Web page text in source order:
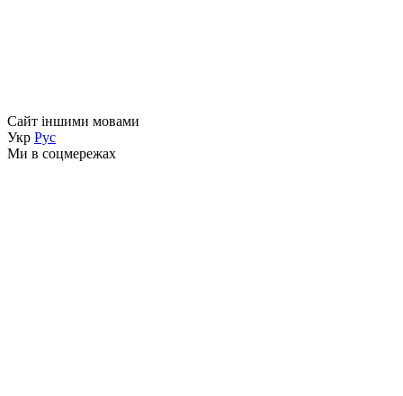
Сайт іншими мовами
Укр Рус
Ми в соцмережах